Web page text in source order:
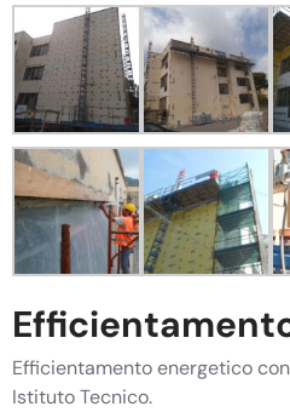
Efficientamento energetico
Istituto Tecnico.